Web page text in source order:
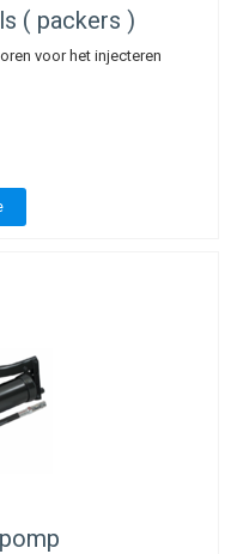
( packers )
voor het injecteren